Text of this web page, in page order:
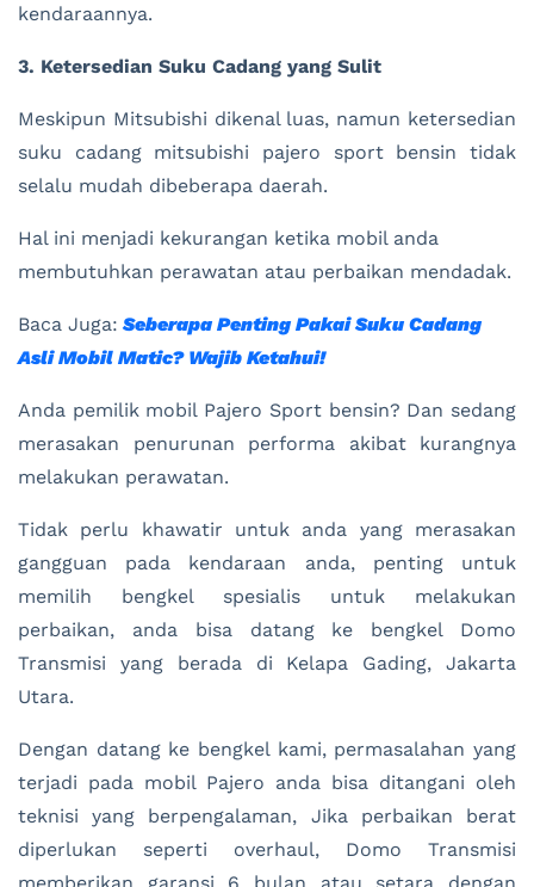
kendaraannya.
3. Ketersedian Suku Cadang yang Sulit
Meskipun Mitsubishi dikenal luas, namun ketersedian
suku cadang mitsubishi pajero sport bensin tidak
selalu mudah dibeberapa daerah.
Hal ini menjadi kekurangan ketika mobil anda
membutuhkan perawatan atau perbaikan mendadak.
Baca Juga: Seberapa Penting Pakai Suku Cadang
Asli Mobil Matic? Wajib Ketahui!
Anda pemilik mobil Pajero Sport bensin? Dan sedang
merasakan penurunan performa akibat kurangnya
melakukan perawatan.
Tidak perlu khawatir untuk anda yang merasakan
gangguan pada kendaraan anda, penting untuk
memilih bengkel spesialis untuk melakukan
perbaikan, anda bisa datang ke bengkel Domo
Transmisi yang berada di Kelapa Gading, Jakarta
Utara.
Dengan datang ke bengkel kami, permasalahan yang
terjadi pada mobil Pajero anda bisa ditangani oleh
teknisi yang berpengalaman, Jika perbaikan berat
diperlukan seperti overhaul, Domo Transmisi